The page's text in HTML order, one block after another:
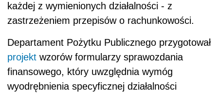
każdej z wymienionych działalności - z
zastrzeżeniem przepisów o rachunkowości.
Departament Pożytku Publicznego przygotował
projekt wzorów formularzy sprawozdania
finansowego, który uwzględnia wymóg
wyodrębnienia specyficznej działalności